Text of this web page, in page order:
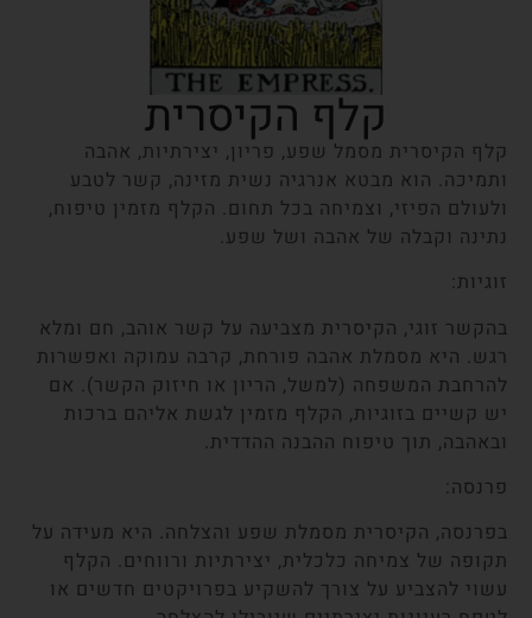
קלף הקיסרית
קלף הקיסרית מסמל שפע, פריון, יצירתיות, אהבה
ותמיכה. הוא מבטא אנרגיה נשית מזינה, קשר לטבע
ולעולם הפיזי, וצמיחה בכל תחום. הקלף מזמין טיפוח,
נתינה וקבלה של אהבה ושל שפע.
זוגיות:
בהקשר זוגי, הקיסרית מצביעה על קשר אוהב, חם ומלא
רגש. היא מסמלת אהבה פורחת, קרבה עמוקה ואפשרות
להרחבת המשפחה (למשל, הריון או חיזוק הקשר). אם
יש קשיים בזוגיות, הקלף מזמין לגשת אליהם ברכות
ובאהבה, תוך טיפוח ההבנה ההדדית.
פרנסה:
בפרנסה, הקיסרית מסמלת שפע והצלחה. היא מעידה על
תקופה של צמיחה כלכלית, יצירתיות ורווחים. הקלף
עשוי להצביע על צורך להשקיע בפרויקטים חדשים או